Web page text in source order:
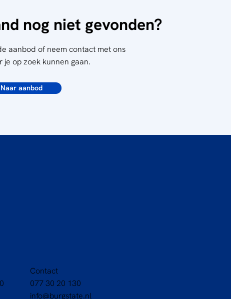
nog niet gevonden?
aanbod of neem contact met ons
je op zoek kunnen gaan.
Naar aanbod
Contact
077 30 20 130
info@burgstate.nl